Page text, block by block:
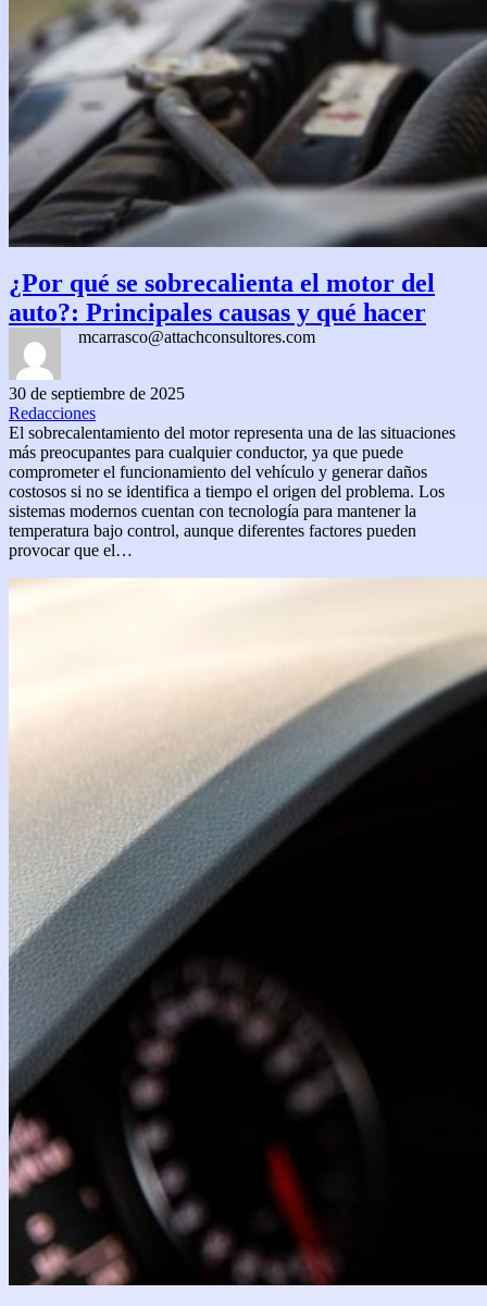
¿Por qué se sobrecalienta el motor del
auto?: Principales causas y qué hacer
mcarrasco@attachconsultores.com
30 de septiembre de 2025
Redacciones
El sobrecalentamiento del motor representa una de las situaciones
más preocupantes para cualquier conductor, ya que puede
comprometer el funcionamiento del vehículo y generar daños
costosos si no se identifica a tiempo el origen del problema. Los
sistemas modernos cuentan con tecnología para mantener la
temperatura bajo control, aunque diferentes factores pueden
provocar que el…